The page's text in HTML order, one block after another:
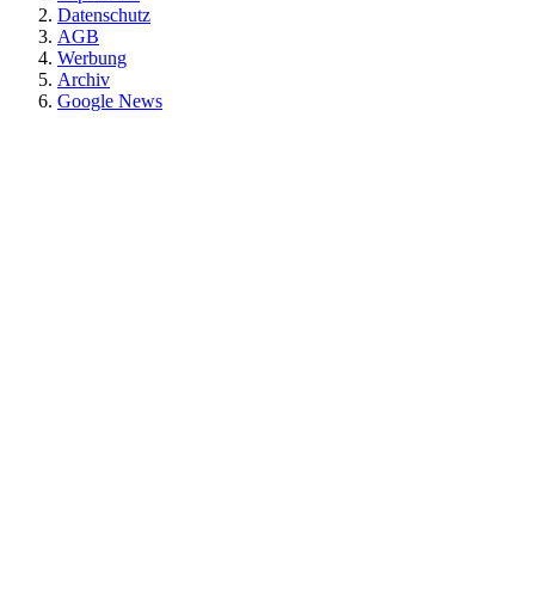
Datenschutz
AGB
Werbung
Archiv
Google News